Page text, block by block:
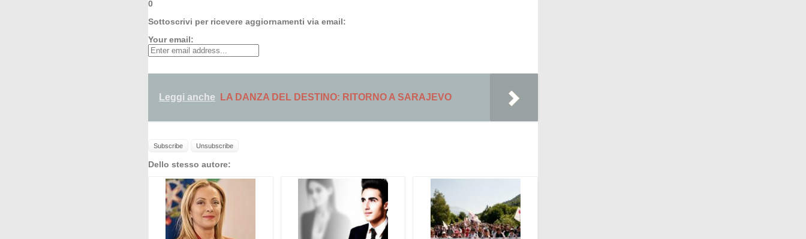
0
Sottoscrivi per ricevere aggiornamenti via email:
Your email:
Leggi anche LA DANZA DEL DESTINO: RITORNO A SARAJEVO
Dello stesso autore: